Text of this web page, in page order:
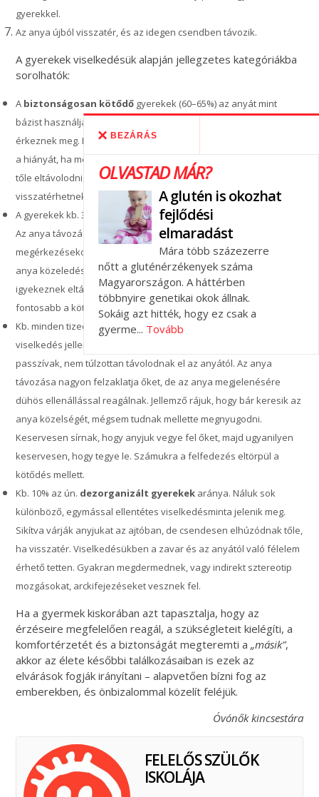
gyerekkel.
Az anya újból visszatér, és az idegen csendben távozik.
A gyerekek viselkedésük alapján jellegzetes kategóriákba
sorolhatók:
A biztonságosan kötődő gyerekek (60–65%) az anyát mint
bázist használják. Tőle indulnak felfedezőútra – és hozzá
érkeznek meg. Ha az anya kimegy a szobából, érzékelik és jelzik
a hiányát, ha megérkezik, örülnek. Ha az anya jelen van, mernek
tőle eltávolodni, mert „tudják”, hogy biztonságosan
visszatérhetnek hozzá.
A gyerekek kb. 30%-a a
bizonytalan-elkerülő
Az anya távozására csak enyhe negatív reakcióval reagálnak,
megérkezésekor eltávolodnak, inkább a játékra fókuszálnak. Az
anya közeledésére ellenállóak lesznek, megmerevednek vagy
igyekeznek eltávolodni, elhajolni. A felfedezés számukra
fontosabb a kötődésnél.
Kb. minden tizedik gyerekre a bizonytalan-ambivalens
viselkedés jellemző. Ők a vizsgálat kezdetétől nyűgösek,
passzívak, nem túlzottan távolodnak el az anyától. Az anya
távozása nagyon felzaklatja őket, de az anya megjelenésére
dühös ellenállással reagálnak. Jellemző rájuk, hogy bár keresik az
anya közelségét, mégsem tudnak mellette megnyugodni.
Keservesen sírnak, hogy anyjuk vegye fel őket, majd ugyanilyen
keservesen, hogy tegye le. Számukra a felfedezés eltörpül a
kötődés mellett.
Kb. 10% az ún. dezorganizált gyerekek aránya. Náluk sok
különböző, egymással ellentétes viselkedésminta jelenik meg.
Sikítva várják anyjukat az ajtóban, de csendesen elhúzódnak tőle,
ha visszatér. Viselkedésükben a zavar és az anyától való félelem
érhető tetten. Gyakran megdermednek, vagy indirekt sztereotip
mozgásokat, arckifejezéseket vesznek fel.
Ha a gyermek kiskorában azt tapasztalja, hogy az
érzéseire megfelelően reagál, a szükségleteit kielégíti, a
komfortérzetét és a biztonságát megteremti a„másik”,
akkor az élete későbbi találkozásaiban is ezek az
elvárások fogják irányítani – alapvetően bízni fog az
emberekben, és önbizalommal közelít feléjük.
Óvónők kincsestára
FELELŐS SZÜLŐK
ISKOLÁJA
BEZÁRÁS
OLVASTAD MÁR?
A glutén is okozhat
fejlődési
elmaradást
Mára több százezerre
nőtt a gluténérzékenyek száma
Magyarországon. A háttérben
többnyire genetikai okok állnak.
Sokáig azt hitték, hogy ez csak a
gyerme... Tovább